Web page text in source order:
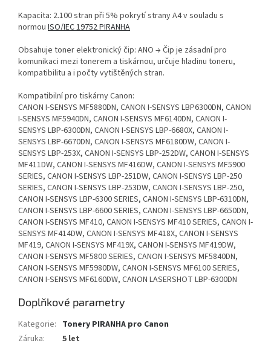
Kapacita: 2.100 stran při 5% pokrytí strany A4 v souladu s
normou ISO/IEC 19752 PIRANHA
Obsahuje toner elektronický čip: ANO → Čip je zásadní pro
komunikaci mezi tonerem a tiskárnou, určuje hladinu toneru,
kompatibilitu a i počty vytištěných stran.
Kompatibilní pro tiskárny Canon:
CANON I-SENSYS MF5880DN, CANON I-SENSYS LBP6300DN, CANON
I-SENSYS MF5940DN, CANON I-SENSYS MF6140DN, CANON I-
SENSYS LBP-6300DN, CANON I-SENSYS LBP-6680X, CANON I-
SENSYS LBP-6670DN, CANON I-SENSYS MF6180DW, CANON I-
SENSYS LBP-253X, CANON I-SENSYS LBP-252DW, CANON I-SENSYS
MF411DW, CANON I-SENSYS MF416DW, CANON I-SENSYS MF5900
SERIES, CANON I-SENSYS LBP-251DW, CANON I-SENSYS LBP-250
SERIES, CANON I-SENSYS LBP-253DW, CANON I-SENSYS LBP-250,
CANON I-SENSYS LBP-6300 SERIES, CANON I-SENSYS LBP-6310DN,
CANON I-SENSYS LBP-6600 SERIES, CANON I-SENSYS LBP-6650DN,
CANON I-SENSYS MF410, CANON I-SENSYS MF410 SERIES, CANON I-
SENSYS MF414DW, CANON I-SENSYS MF418X, CANON I-SENSYS
MF419, CANON I-SENSYS MF419X, CANON I-SENSYS MF419DW,
CANON I-SENSYS MF5800 SERIES, CANON I-SENSYS MF5840DN,
CANON I-SENSYS MF5980DW, CANON I-SENSYS MF6100 SERIES,
CANON I-SENSYS MF6160DW, CANON LASERSHOT LBP-6300DN
Doplňkové parametry
Kategorie: Tonery PIRANHA pro Canon
Záruka: 5 let